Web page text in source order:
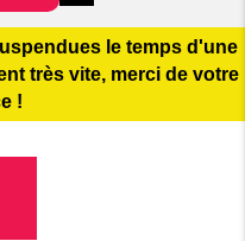
le temps d'une
très vite, merci de votre
!